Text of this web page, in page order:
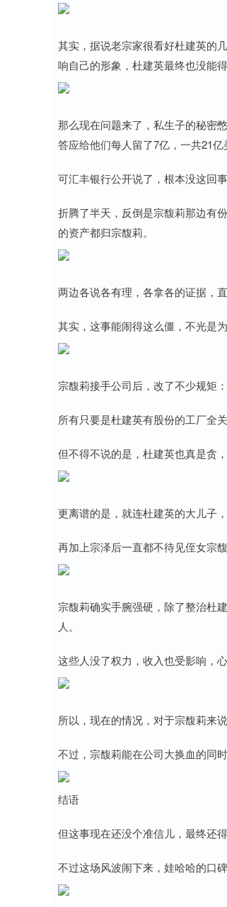
其实，据说老宗家很看好杜建英的
响自己的形象，杜建英最终也没能得
那么现在问题来了，私生子的秘密
答应给他们每人留了7亿，一共21亿
可汇丰银行公开说了，根本没这回
折腾了半天，反倒是宗馥莉那边有
的资产都归宗馥莉。
两边各说各有理，各拿各的证据，直
其实，这事能闹得这么僵，不光是
宗馥莉接手公司后，改了不少规矩：
所有只要是杜建英有股份的工厂全
但不得不说的是，杜建英也真是贪
更离谱的是，就连杜建英的大儿子
再加上宗泽后一直都不待见侄女宗
宗馥莉确实手腕强硬，除了整治杜
人。
这些人没了权力，收入也受影响，
所以，现在的情况，对于宗馥莉来
不过，宗馥莉能在公司大换血的同
结语
但这事现在还没个准信儿，最终还得
不过这场风波闹下来，娃哈哈的口